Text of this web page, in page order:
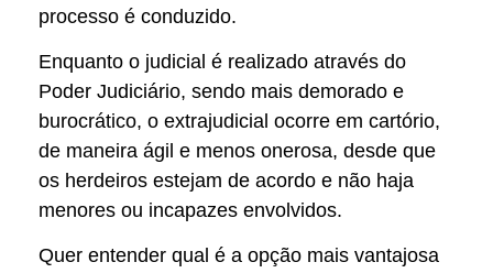
processo é conduzido.
Enquanto o judicial é realizado através do
Poder Judiciário, sendo mais demorado e
burocrático, o extrajudicial ocorre em cartório,
de maneira ágil e menos onerosa, desde que
os herdeiros estejam de acordo e não haja
menores ou incapazes envolvidos.
Quer entender qual é a opção mais vantajosa